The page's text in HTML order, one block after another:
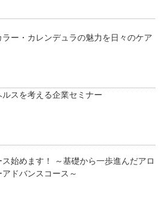
ラー・カレンデュラの魅力を日々のケア
ルスを考える企業セミナー
始めます！ ～基礎から一歩進んだアロ
ドバンスコース～